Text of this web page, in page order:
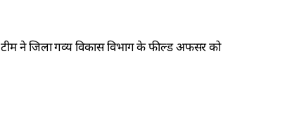
टीम ने जिला गव्य विकास विभाग के फील्ड अफसर को